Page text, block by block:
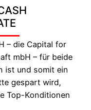
– die Capital for
mbH – für beide
ist und somit ein
gespart wird,
Top-Konditionen